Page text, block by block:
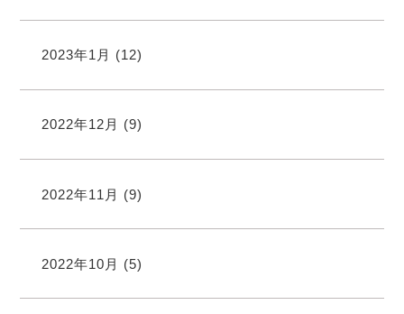
2023年1月 (12)
2022年12月 (9)
2022年11月 (9)
2022年10月 (5)